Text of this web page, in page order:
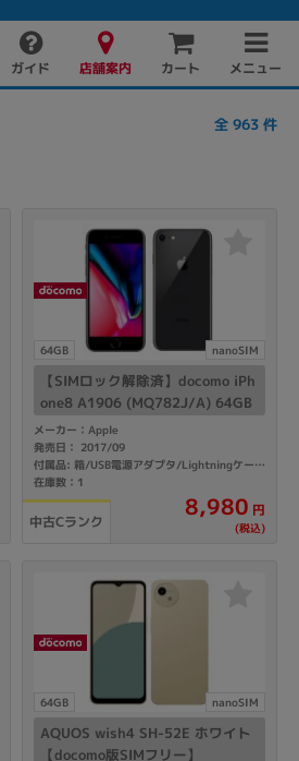
ガイド 店舗案内 カート メニュー
全963件
64GB nanoSIM
【SIMロック解除済】docomo iPh
one8 A1906 (MQ782J/A) 64GB
スペースグレイ
メーカー：Apple
発売日： 2017/09
付属品: 箱/USB電源アダプタ/Lightningケーブル/イヤホン(Lightningコネクタ)/SIMカードツール/マニュアル
在庫数：1
中古Cランク
8,980 円
(税込)
64GB nanoSIM
AQUOS wish4 SH-52E ホワイト
【docomo版SIMフリー】